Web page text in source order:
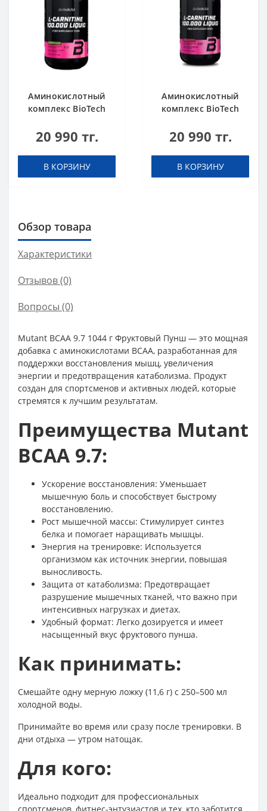
Аминокислотный
комплекс BioTech
100.000 Apple 500 мл
20 990 тг.
В КОРЗИНУ
Аминокислотный
комплекс BioTech
100.000 Cherry 500
20 990 тг.
В КОРЗИНУ
Обзор товара
Характеристики
Отзывов (0)
Вопросы (0)
Mutant BCAA 9.7 1044 г Фруктовый Пунш — это мощная
добавка с аминокислотами BCAA, разработанная для
поддержки восстановления мышц, увеличения
энергии и предотвращения катаболизма. Продукт
создан для спортсменов и активных людей, которые
стремятся к лучшим результатам.
Преимущества Mutant
BCAA 9.7:
Ускорение восстановления: Уменьшает
мышечную боль и способствует быстрому
восстановлению.
Рост мышечной массы: Стимулирует синтез
белка и помогает наращивать мышцы.
Энергия на тренировке: Используется
организмом как источник энергии, повышая
выносливость.
Защита от катаболизма: Предотвращает
разрушение мышечных тканей, что важно при
интенсивных нагрузках и диетах.
Удобный формат: Легко дозируется и имеет
насыщенный вкус фруктового пунша.
Как принимать:
Смешайте одну мерную ложку (11,6 г) с 250–500 мл
холодной воды.
Принимайте во время или сразу после тренировки. В
дни отдыха — утром натощак.
Для кого:
Идеально подходит для профессиональных